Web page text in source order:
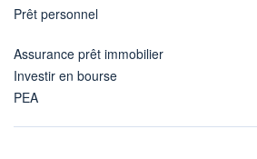
Prêt personnel
Assurance prêt immobilier
Investir en bourse
PEA